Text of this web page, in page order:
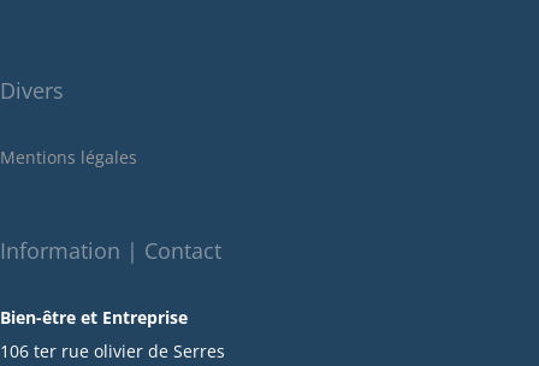
mai 2022
décembre 2021
octobre 2021
juillet 2021
juin 2021
Divers
Mentions légales
Information | Contact
Bien-être et Entreprise
106 ter rue olivier de Serres